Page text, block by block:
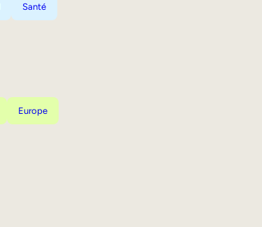
Santé
Europe